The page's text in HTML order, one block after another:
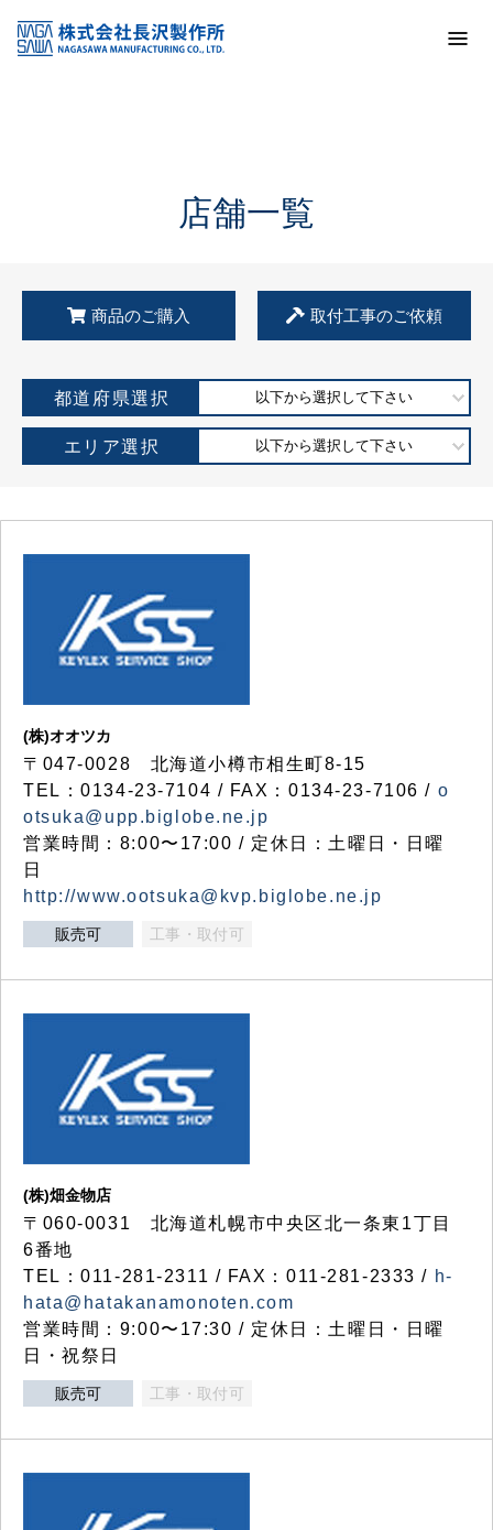
KSS加盟店・取扱店情報
店舗一覧
店舗一覧
商品のご購入 取付工事のご依頼
都道府県選択 以下から選択して下さい
エリア選択 以下から選択して下さい
(株)オオツカ
〒047-0028 北海道小樽市相生町8-15
TEL：0134-23-7104 / FAX：0134-23-7106 / o
otsuka@upp.biglobe.ne.jp
営業時間：8:00〜17:00 / 定休日：土曜日・日曜
日
http://www.ootsuka@kvp.biglobe.ne.jp
販売可 工事・取付可
(株)畑金物店
〒060-0031 北海道札幌市中央区北一条東1丁目
6番地
TEL：011-281-2311 / FAX：011-281-2333 / h-
hata@hatakanamonoten.com
営業時間：9:00〜17:30 / 定休日：土曜日・日曜
日・祝祭日
販売可 工事・取付可